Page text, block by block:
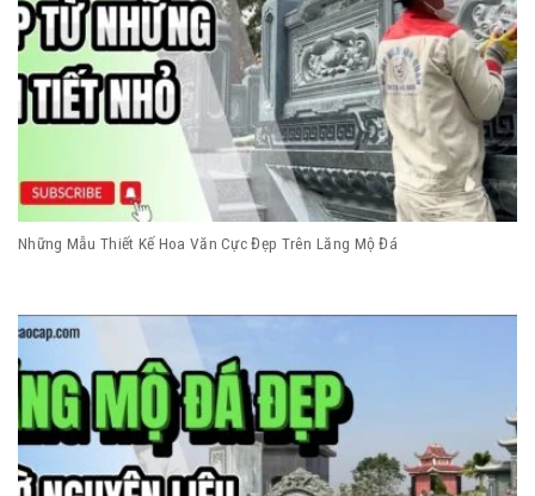
Những Mẫu Thiết Kế Hoa Văn Cực Đẹp Trên Lăng Mộ Đá